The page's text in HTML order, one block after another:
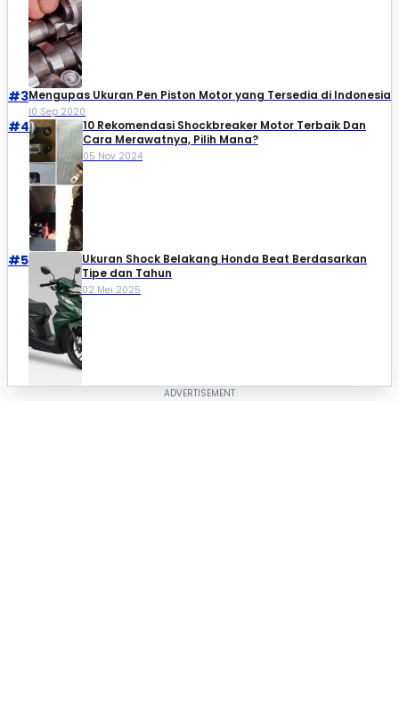
#3Mengupas Ukuran Pen Piston Motor yang Tersedia di Indonesia
10 Sep 2020
#4
10 Rekomendasi Shockbreaker Motor Terbaik Dan
Cara Merawatnya, Pilih Mana?
05 Nov 2024
#5
Ukuran Shock Belakang Honda Beat Berdasarkan
Tipe dan Tahun
02 Mei 2025